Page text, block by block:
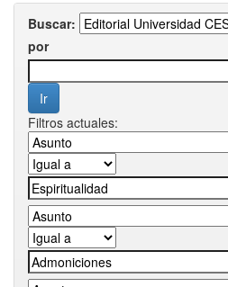
Buscar:
por
Filtros actuales: